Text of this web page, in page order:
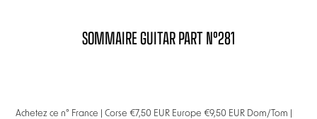
SOMMAIRE GUITAR PART N°281
Achetez ce n° France | Corse €7,50 EUR Europe €9,50 EUR Dom/Tom |